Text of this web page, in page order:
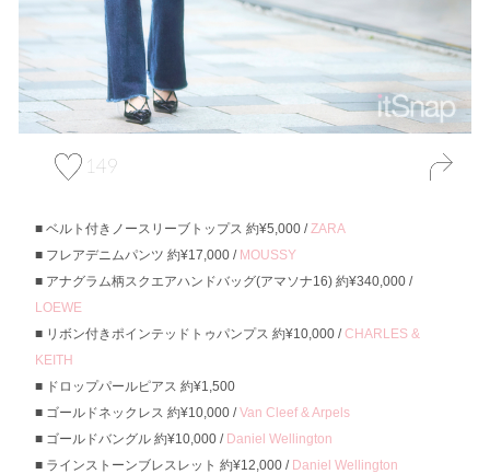
149
ベルト付きノースリーブトップス 約¥5,000 /ZARA
フレアデニムパンツ 約¥17,000 / MOUSSY
アナグラム柄スクエアハンドバッグ(アマソナ16) 約¥340,000 /
LOEWE
リボン付きポインテッドトゥパンプス 約¥10,000 /CHARLES &
KEITH
ドロップパールピアス 約¥1,500
ゴールドネックレス 約¥10,000 /Van Cleef & Arpels
ゴールドバングル 約¥10,000 / Daniel Wellington
ラインストーンブレスレット 約¥12,000 / Daniel Wellington